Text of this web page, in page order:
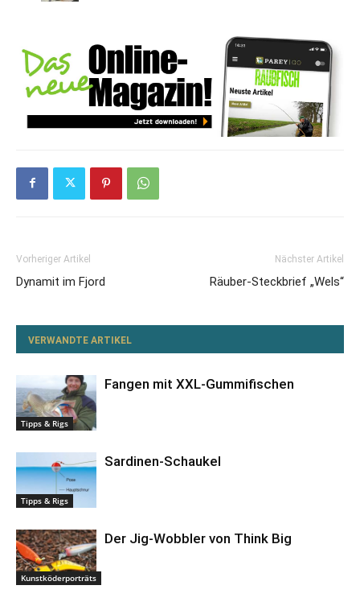
Vorheriger Artikel
Dynamit im Fjord
Nächster Artikel
Räuber-Steckbrief „Wels“
VERWANDTE ARTIKEL
Tipps & Rigs
Fangen mit XXL-Gummifischen
Tipps & Rigs
Sardinen-Schaukel
Kunstköderporträts
Der Jig-Wobbler von Think Big